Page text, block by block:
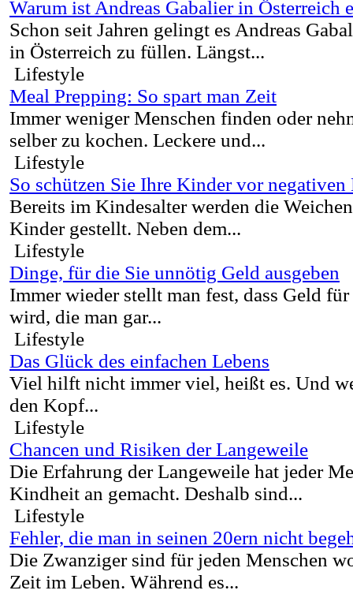
Warum ist Andreas Gabalier in Österreich
Schon seit Jahren gelingt es Andreas
in Österreich zu füllen. Längst...
Lifestyle
Meal Prepping: So spart man Zeit
Immer weniger Menschen finden oder
selber zu kochen. Leckere und...
Lifestyle
So schützen Sie Ihre Kinder vor negativen
Bereits im Kindesalter werden die
Kinder gestellt. Neben dem...
Lifestyle
Dinge, für die Sie unnötig Geld ausgeben
Immer wieder stellt man fest, dass Geld
wird, die man gar...
Lifestyle
Das Glück des einfachen Lebens
Viel hilft nicht immer viel, heißt es. Und
den Kopf...
Lifestyle
Chancen und Risiken der Langeweile
Die Erfahrung der Langeweile hat jeder
Kindheit an gemacht. Deshalb sind...
Lifestyle
Fehler, die man in seinen 20ern nicht
Die Zwanziger sind für jeden Menschen
Zeit im Leben. Während es...